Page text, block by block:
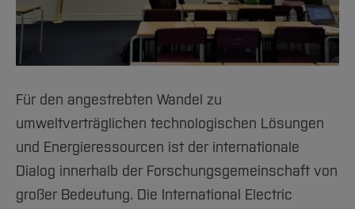
Arbeiten im FB G
Forschung und Projekte
Team
Studiengänge
Studieninteressierte
Aktuelles
Fachgruppen
Forschung und Entwicklung
International
Team
Service
Amtliche Bekanntmachungen
Familiengerechte Hochschule
Gleichstellung
Diskriminierungsfreie Hochschule
Vertretungen
Wahlen
Hochschulbibliothek
Hochschulkommunikation
International Office
Medienzentrum
qed-Stiftung
Zentrale Studienberatung
Für den angestrebten Wandel zu
umweltverträglichen technologischen Lösungen
und Energieressourcen ist der internationale
Dialog innerhalb der Forschungsgemeinschaft von
großer Bedeutung. Die International Electric